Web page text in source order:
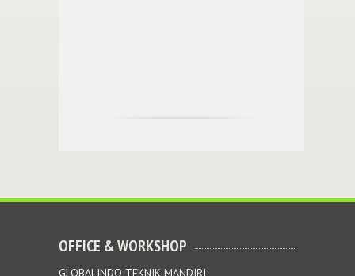
OFFICE & WORKSHOP
GLOBALINDO TEKNIK MANDIRI